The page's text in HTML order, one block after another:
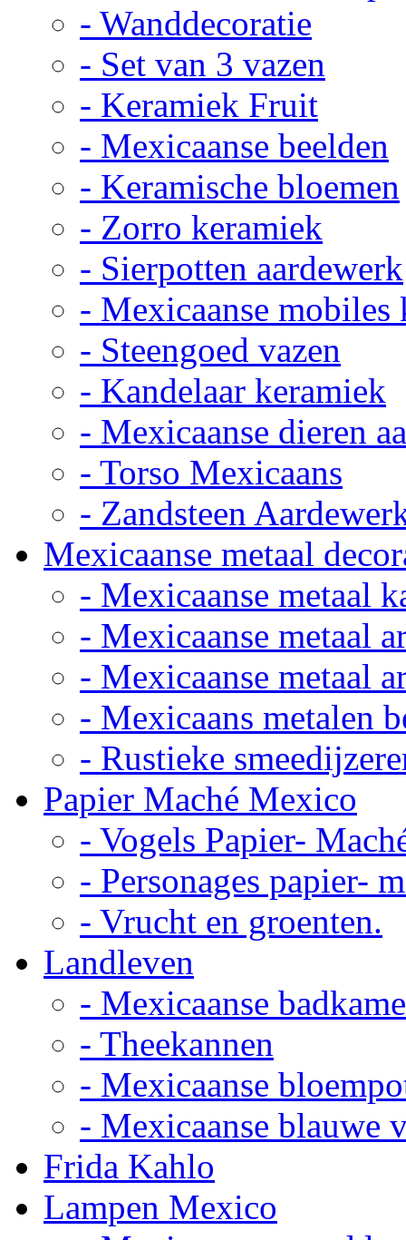
- Wanddecoratie
- Set van 3 vazen
- Keramiek Fruit
- Mexicaanse beelden
- Keramische bloemen
- Zorro keramiek
- Sierpotten aardewerk
- Mexicaanse mobiles
- Steengoed vazen
- Kandelaar keramiek
- Mexicaanse dieren
- Torso Mexicaans
- Zandsteen
Mexicaanse metaal
- Mexicaanse metaal
- Mexicaanse metaal
- Mexicaanse metaal
- Mexicaans metalen
- Rustieke
Papier Maché Mexico
- Vogels Papier-
- Personages papier-
- Vrucht en groenten.
Landleven
- Mexicaanse
- Theekannen
- Mexicaanse
- Mexicaanse blauwe
Frida Kahlo
Lampen Mexico